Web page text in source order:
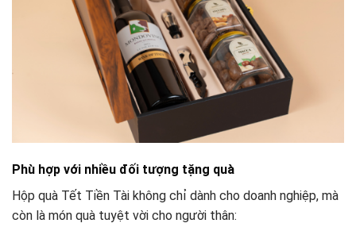
Phù hợp với nhiều đối tượng tặng quà
Hộp quà Tết Tiền Tài không chỉ dành cho doanh nghiệp, mà
còn là món quà tuyệt vời cho người thân: